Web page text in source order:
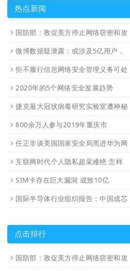
热点新闻
国防部：敦促美方停止网络窃密和攻
微博数据疑泄露：或涉及5亿用户，
拒不履行信息网络安全管理义务可处
2020年的5个网络安全发展趋势
捷克最大冠状病毒研究实验室遭神秘
800余万人参与2019年重庆市
任正非谈美国国家安全局黑进华为网
互联网时代个人隐私超采难绝 怎样
SIM卡存在巨大漏洞 或致10亿
国际半导体行业组织报告：中国成芯
点击排行
国防部：敦促美方停止网络窃密和攻